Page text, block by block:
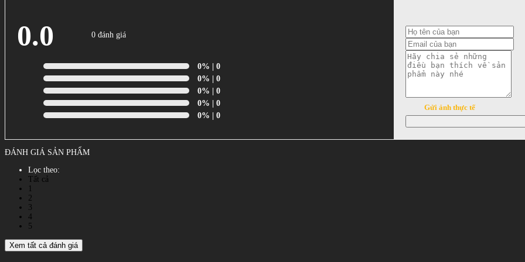
0.0 0 đánh giá
0% | 0
0% | 0
0% | 0
0% | 0
0% | 0
Gửi ảnh thực tế
ĐÁNH GIÁ SẢN PHẨM
Lọc theo:
Tất cả
2
3
4
5
Xem tất cả đánh giá